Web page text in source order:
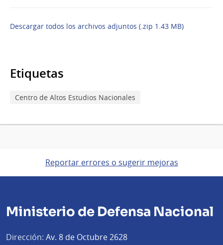
Descargar todos los archivos adjuntos (.zip 1.43 MB)
Etiquetas
Centro de Altos Estudios Nacionales
Reportar errores o sugerir mejoras
Ministerio de Defensa Nacional
Dirección: Av. 8 de Octubre 2628